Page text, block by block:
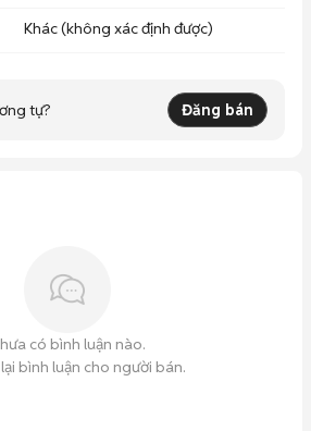
Khác (không xác định được)
tự? Đăng bán
có bình luận nào.
bình luận cho người bán.